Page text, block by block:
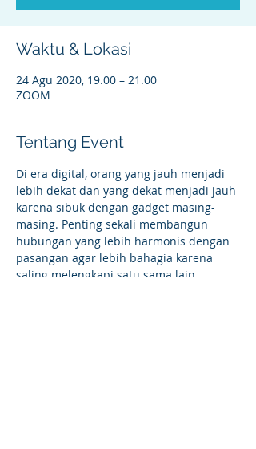
Waktu & Lokasi
24 Agu 2020, 19.00 – 21.00
ZOOM
Tentang Event
Di era digital, orang yang jauh menjadi
lebih dekat dan yang dekat menjadi jauh
karena sibuk dengan gadget masing-
masing. Penting sekali membangun
hubungan yang lebih harmonis dengan
pasangan agar lebih bahagia karena
saling melengkapi satu sama lain.